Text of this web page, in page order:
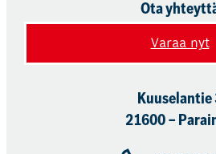
Ota
Varaa nyt
Kuuselantie
21600 –